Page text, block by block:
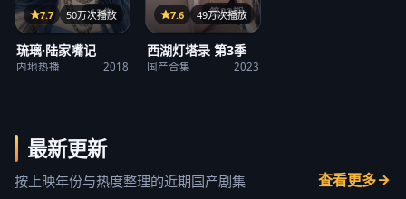
12集
7.7 50万次播放
琉璃·陆家嘴记
内地热播 2018
第23期
7.6 49万次播放
西湖灯塔录 第3季
国产合集 2023
最新更新
按上映年份与热度整理的近期国产剧集 查看更多